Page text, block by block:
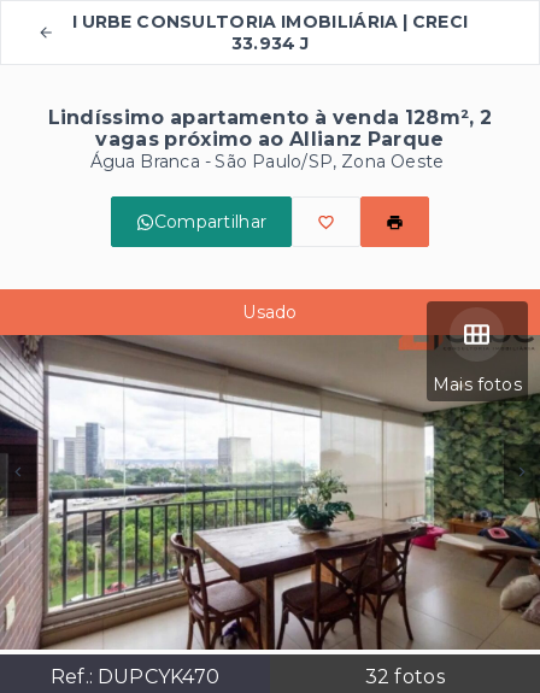
I URBE CONSULTORIA IMOBILIÁRIA | CRECI
33.934 J
Lindíssimo apartamento à venda 128m², 2
vagas próximo ao Allianz Parque
Água Branca - São Paulo/SP, Zona Oeste
Compartilhar
Mais fotos
Ref.: DUPCYK470 32 fotos
Usado